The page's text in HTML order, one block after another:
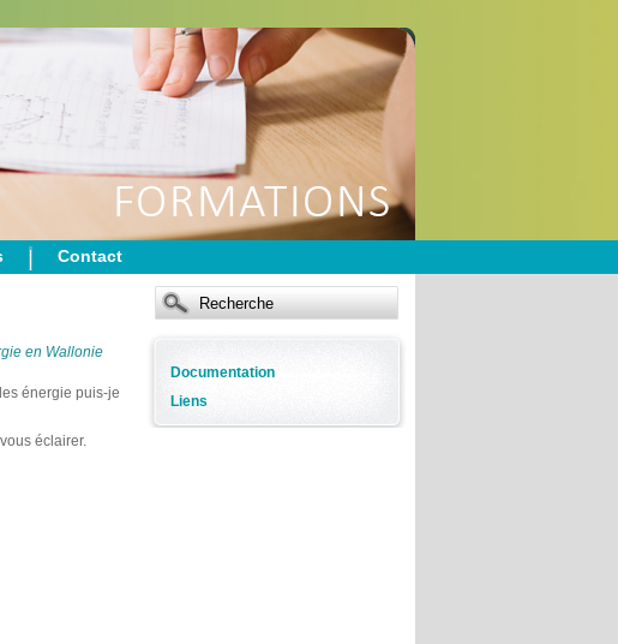
Contact
Documentation
Liens
en Wallonie
énergie puis-je
éclairer.